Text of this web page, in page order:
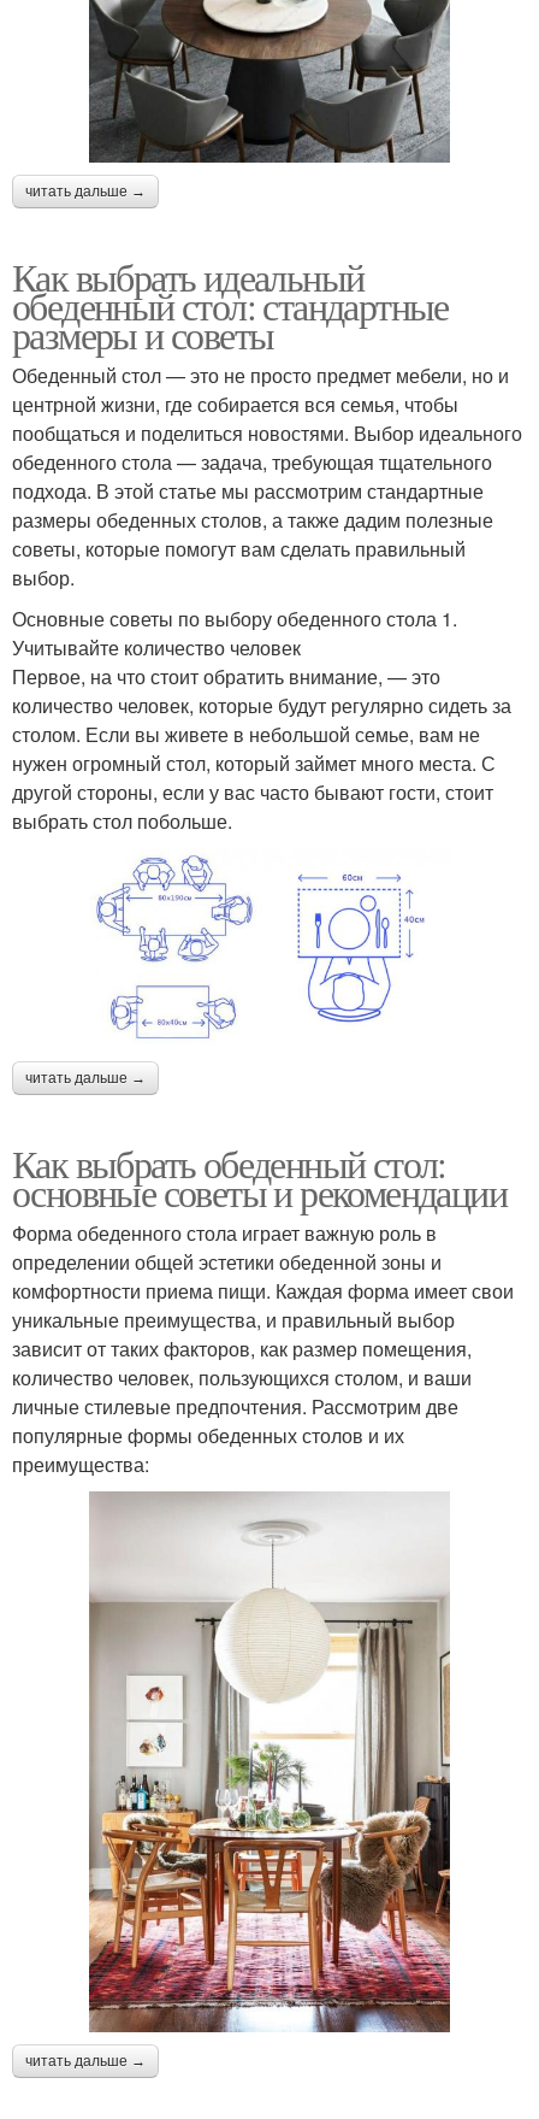
читать дальше →
Как выбрать идеальный
обеденный стол: стандартные
размеры и советы
Обеденный стол — это не просто предмет мебели, но и
центрной жизни, где собирается вся семья, чтобы
пообщаться и поделиться новостями. Выбор идеального
обеденного стола — задача, требующая тщательного
подхода. В этой статье мы рассмотрим стандартные
размеры обеденных столов, а также дадим полезные
советы, которые помогут вам сделать правильный
выбор.
Основные советы по выбору обеденного стола 1.
Учитывайте количество человек
Первое, на что стоит обратить внимание, — это
количество человек, которые будут регулярно сидеть за
столом. Если вы живете в небольшой семье, вам не
нужен огромный стол, который займет много места. С
другой стороны, если у вас часто бывают гости, стоит
выбрать стол побольше.
читать дальше →
Как выбрать обеденный стол:
основные советы и рекомендации
Форма обеденного стола играет важную роль в
определении общей эстетики обеденной зоны и
комфортности приема пищи. Каждая форма имеет свои
уникальные преимущества, и правильный выбор
зависит от таких факторов, как размер помещения,
количество человек, пользующихся столом, и ваши
личные стилевые предпочтения. Рассмотрим две
популярные формы обеденных столов и их
преимущества:
читать дальше →